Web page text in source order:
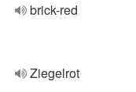
brick-red
Ziegelrot